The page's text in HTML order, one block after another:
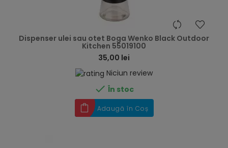
Dispenser ulei sau otet Boga Wenko Black Outdoor
Kitchen 55019100
35,00 lei
Niciun review
 În stoc
Adaugă în Coș